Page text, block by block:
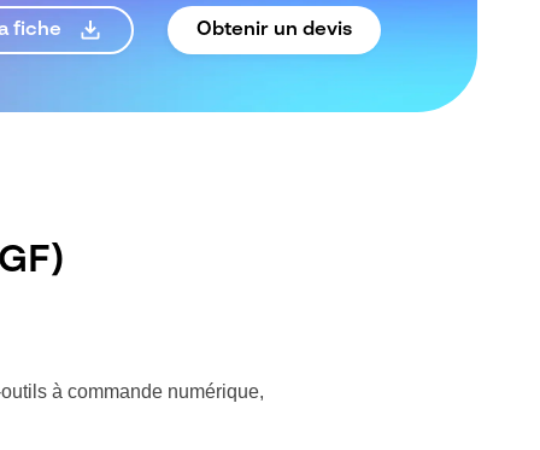
fiche Obtenir un devis
à commande numérique,